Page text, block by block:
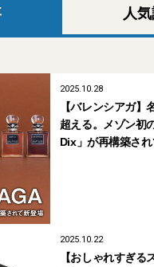
人
2025.10.28
【バレンシアガ】
超える。メゾン初
Dix」が再構築さ
2025.10.22
【おしゃれすぎる